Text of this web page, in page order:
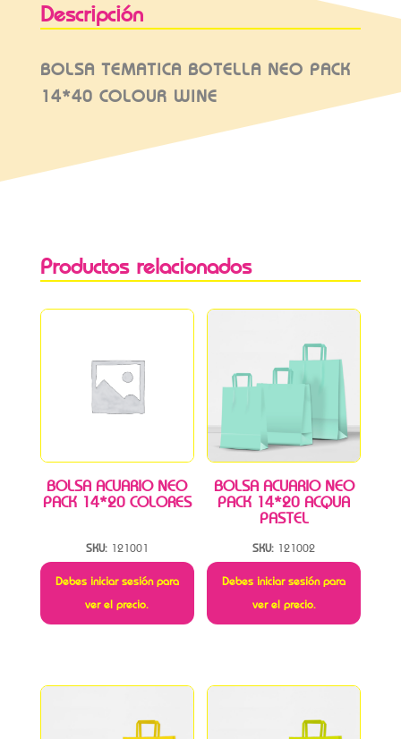
Descripción
BOLSA TEMATICA BOTELLA NEO PACK
14*40 COLOUR WINE
Productos relacionados
BOLSA ACUARIO NEO
PACK 14*20 COLORES
SKU: 121001
Debes iniciar sesión para
ver el precio.
BOLSA ACUARIO NEO
PACK 14*20 ACQUA
PASTEL
SKU: 121002
Debes iniciar sesión para
ver el precio.